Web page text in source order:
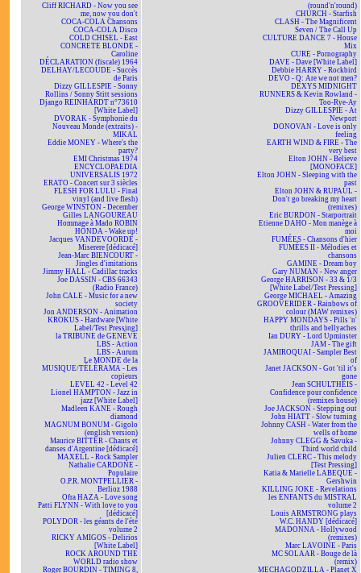
Cliff RICHARD - Now you see
me, now you don't
COCA-COLA Chansons
COCA-COLA Disco
COLD CHISEL - East
CONCRETE BLONDE -
Caroline
DÉCLARATION (fiscale) 1964
DELHAY/LECOUDE - Succès
de Paris
Dizzy GILLESPIE - Sonny
Rollins / Sonny Stitt sessions
Django REINHARDT n°73610
[White Label]
DVORAK - Symphonie du
Nouveau Monde (extraits) -
MIKAL
Eddie MONEY - Where's the
party?
EMI Christmas 1974
ENCYCLOPAEDIA
UNIVERSALIS 1972
ERATO - Concert sur 3 siècles
FLESH FOR LULU - Final
vinyl (and live flesh)
George WINSTON - December
Gilles LANGOUREAU
Hommage à Mado ROBIN
HONDA - Wake up!
Jacques VANDEVOORDE -
Miserere [dédicacé]
Jean-Marc BIENCOURT -
Jingles d'imitations
Jimmy HALL - Cadillac tracks
Joe DASSIN - CBS 66343
(Radio France)
John CALE - Music for a new
society
Jon ANDERSON - Animation
KROKUS - Hardware [White
Label/Test Pressing]
la TRIBUNE de GENÈVE
LBS - Action
LBS - Aurum
Le MONDE de la
MUSIQUE/TÉLÉRAMA - Les
copieurs
LEVEL 42 - Level 42
Lionel HAMPTON - Jazz in
jazz [White Label]
Madleen KANE - Rough
diamond
MAGNUM BONUM - Gigolo
(english version)
Maurice BITTER - Chants et
danses d'Argentine [dédicacé]
MAXELL - Rock Sampler
Nathalie CARDONE -
Populaire
O.P.R. MONTPELLIER -
Berlioz 1988
Ofra HAZA - Love song
Patti FLYNN - With love to you
[dédicacé]
POLYDOR - les géants de l'été
volume 2
RICKY AMIGOS - Delirios
[White Label]
ROCK AROUND THE
WORLD radio show
Roger BOURDIN - TIMING 8,
(round'n'round)
CHURCH - Starfish
CLASH - The Magnificent
Seven / The Call Up
CULTURE DANCE 7 - House
Mix
CURE - Pornography
DAVE - Dave [White Label]
Debbie HARRY - Rockbird
DEVO - Q: Are we not men?
DEXYS MIDNIGHT
RUNNERS & Kevin Rowland -
Too-Rye-Ay
Dizzy GILLESPIE - At
Newport
DONOVAN - Love is only
feeling
EARTH WIND & FIRE - The
very best
Elton JOHN - Believe
[MONOFACE]
Elton JOHN - Sleeping with the
past
Elton JOHN & RUPAUL -
Don't go breaking my heart
(remixes)
Eric BURDON - Starportrait
Etienne DAHO - Mon manège à
moi
FUMÉES - Chansons d'hier
FUMÉES II - Mélodies et
chansons
GAMINE - Dream boy
Gary NUMAN - New anger
George HARRISON - 33 & 1/3
[White Label/Test Pressing]
George MICHAEL - Amazing
GROOVERIDER - Rainbows of
colour (MAW remixes)
HAPPY MONDAYS - Pills 'n'
thrills and bellyaches
Ian DURY - Lord Upminster
JAM - The gift
JAMIROQUAI - Sampler Best
of
Janet JACKSON - Got 'til it's
gone
Jean SCHULTHEIS -
Confidence pour confidence
(remixes house)
Joe JACKSON - Stepping out
John HIATT - Slow turning
Johnny CASH - Water from the
wells of home
Johnny CLEGG & Savuka -
Third world child
Julien CLERC - This melody
[Test Pressing]
Katia & Marielle LABEQUE -
Gershwin
KILLING JOKE - Revelations
les ENFANTS du MISTRAL
volume 2
Louis ARMSTRONG plays
W.C. HANDY [dédicacé]
MADONNA - Hollywood
(remixes)
Marc LAVOINE - Paris
MC SOLAAR - Bouge de là
(remix)
MECHAGODZILLA - Planet X